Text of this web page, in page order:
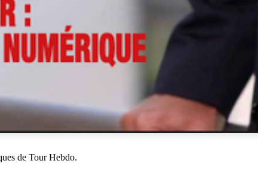
de Tour Hebdo.